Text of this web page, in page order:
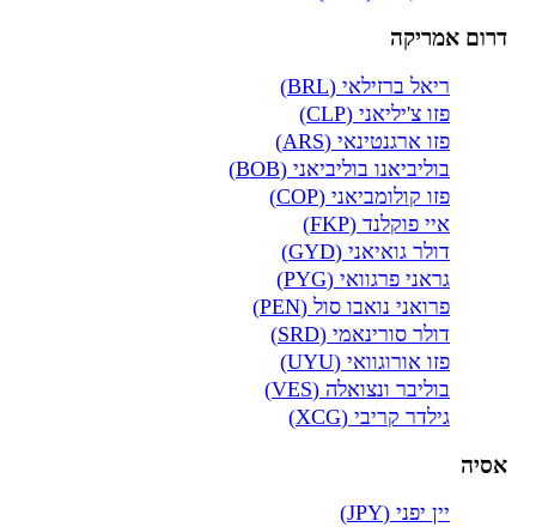
דרום אמריקה
ריאל ברזילאי (BRL)
פזו צ'יליאני (CLP)
פזו ארגנטינאי (ARS)
בוליביאנו בוליביאני (BOB)
פזו קולומביאני (COP)
איי פוקלנד (FKP)
דולר גואיאני (GYD)
גראני פרגוואי (PYG)
פרואני נואבו סול (PEN)
דולר סורינאמי (SRD)
פזו אורוגוואי (UYU)
בוליבר ונצואלה (VES)
גילדר קריבי (XCG)
אסיה
יין יפני (JPY)